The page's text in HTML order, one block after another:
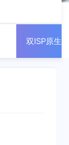
双ISP原生